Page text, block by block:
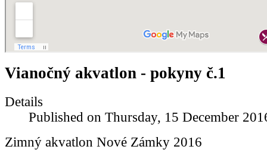
Vianočný akvatlon - pokyny č.1
Details
Published on Thursday, 15 December
Zimný akvatlon Nové Zámky 2016